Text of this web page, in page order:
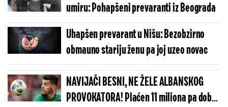
umiru: Pohapšeni prevaranti iz Beograda
Uhapšen prevarant u Nišu: Bezobzirno
obmauno stariju ženu pa joj uzeo novac
NAVIJAČI BESNI, NE ŽELE ALBANSKOG
PROVOKATORA! Plaćen 11 miliona pa dobio